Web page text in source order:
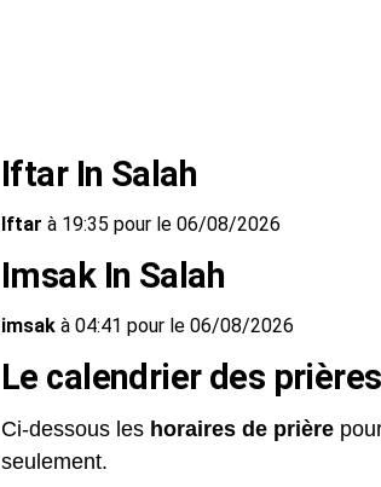
Iftar In Salah
Iftar à 19:35 pour le 06/08/2026
Imsak In Salah
imsak à 04:41 pour le 06/08/2026
Le calendrier des
Ci-dessous les horaires de prière
seulement.